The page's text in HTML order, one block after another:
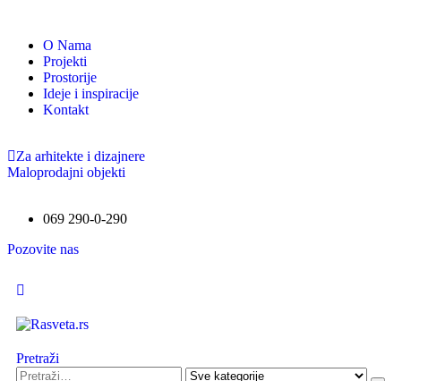
O Nama
Projekti
Prostorije
Ideje i inspiracije
Kontakt
Za arhitekte i dizajnere
Maloprodajni objekti
069 290-0-290
Pozovite nas
Pretraži